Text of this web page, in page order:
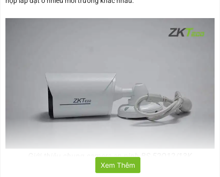
Giới thiệu chung camera an ninh BS-52O12/13K
Xem Thêm